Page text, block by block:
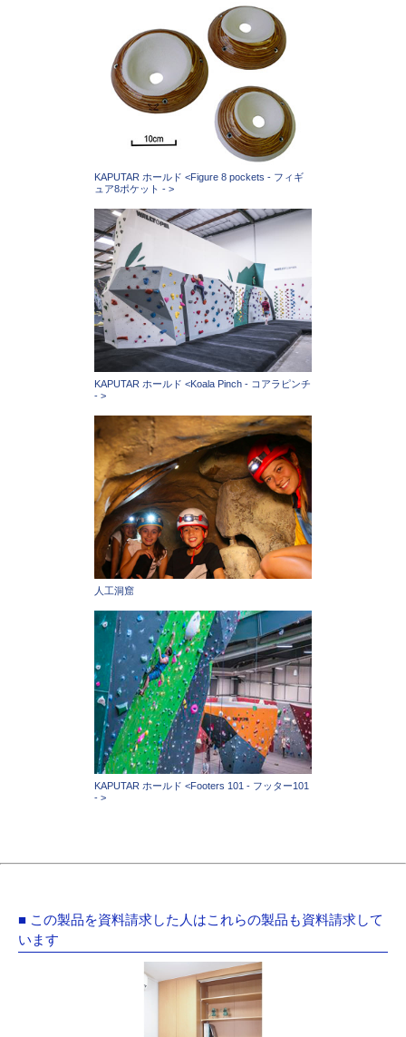
KAPUTAR ホールド <Figure 8 pockets - フィギ
ュア8ポケット - >
KAPUTAR ホールド <Koala Pinch - コアラピンチ
- >
人工洞窟
KAPUTAR ホールド <Footers 101 - フッター101
- >
■ この製品を資料請求した人はこれらの製品も資料請求して
います